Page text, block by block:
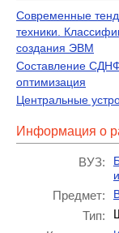
Современные
техники.
создания ЭВМ
Составление
оптимизация
Центральные
Информация о
ВУЗ:
Предмет:
Тип: